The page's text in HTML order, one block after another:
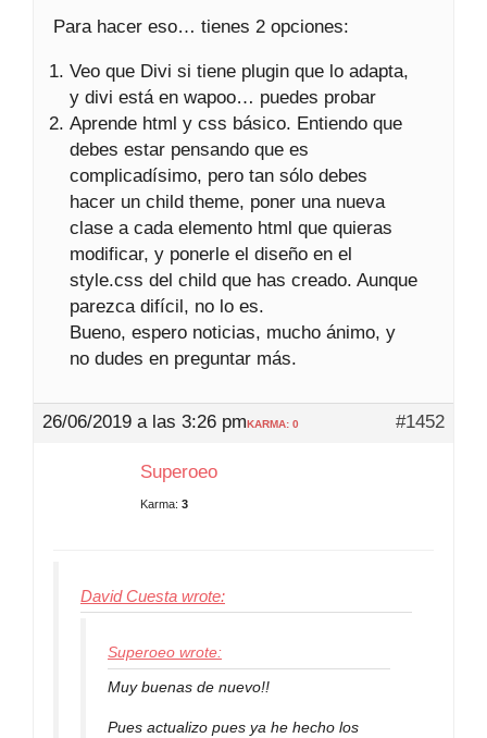
Para hacer eso… tienes 2 opciones:
Veo que Divi si tiene plugin que lo adapta,
y divi está en wapoo… puedes probar
Aprende html y css básico. Entiendo que
debes estar pensando que es
complicadísimo, pero tan sólo debes
hacer un child theme, poner una nueva
clase a cada elemento html que quieras
modificar, y ponerle el diseño en el
style.css del child que has creado. Aunque
parezca difícil, no lo es.
Bueno, espero noticias, mucho ánimo, y
no dudes en preguntar más.
26/06/2019 a las 3:26 pm #1452
KARMA: 0
Superoeo
Karma: 3
David Cuesta wrote:
Superoeo wrote:
Muy buenas de nuevo!!
Pues actualizo pues ya he hecho los